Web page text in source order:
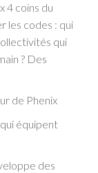
4 coins du
les codes : qui
qui
? Des
de Phenix
équipent
des